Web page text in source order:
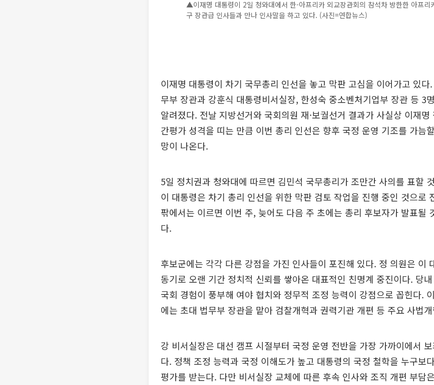
▲이재명 대통령이 2일 청와대에서 한-아프리카 외교장관회의 참석차 방한한 아프리
구 장관급 인사들과 만나 인사말을 하고 있다. (사진=연합뉴스)
이재명 대통령이 차기 국무총리 인선을 놓고 막판 고심을 이어가고 있다
무부 장관과 강훈식 대통령비서실장, 한성숙 중소벤처기업부 장관 등 3
알려졌다. 전날 지방선거와 국회의원 재·보궐선거 결과가 사실상 이재
간평가 성격을 띠는 만큼 이번 총리 인선은 향후 국정 운영 기조를 가늠
망이 나온다.
5일 정치권과 청와대에 따르면 김민석 국무총리가 조만간 사의를 표할
이 대통령은 차기 총리 인선을 위한 막판 검토 작업을 진행 중인 것으로
팎에서는 이르면 이번 주, 늦어도 다음 주 초에는 총리 후보자가 발표될
다.
후보군에는 각각 다른 강점을 가진 인사들이 포진해 있다. 정 의원은 이
동기로 오랜 기간 정치적 신뢰를 쌓아온 대표적인 친명계 중진이다. 당
국회 경험이 풍부해 여야 협치와 정무적 조정 능력이 강점으로 꼽힌다.
에는 초대 법무부 장관을 맡아 검찰개혁과 권력기관 개편 등 주요 사법
강 비서실장은 대선 캠프 시절부터 국정 운영 전반을 가장 가까이에서
다. 정책 조정 능력과 국정 이해도가 높고 대통령의 국정 철학을 누구보
평가를 받는다. 다만 비서실장 교체에 따른 후속 인사와 조직 개편 부담